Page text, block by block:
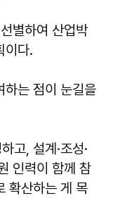
별하여 산업박
이다.
하는 점이 눈길을
고, 설계·조성·
인력이 함께 참
확산하는 게 목